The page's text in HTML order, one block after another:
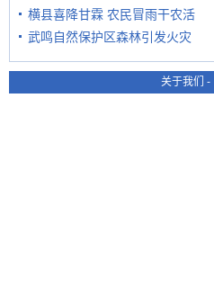
横县喜降甘霖 农民冒雨干农活
武鸣自然保护区森林引发火灾
关于我们 -